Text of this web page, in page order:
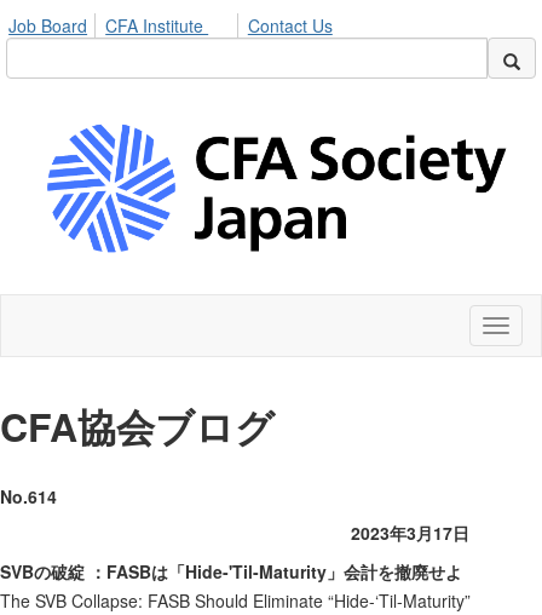
Job Board CFA Institute Contact Us
CFA協会ブログ
No.614
2023年3月17日
SVBの破綻 ：FASBは「Hide-'Til-Maturity」会計を撤廃せよ
The SVB Collapse: FASB Should Eliminate “Hide-‘Til-Maturity”